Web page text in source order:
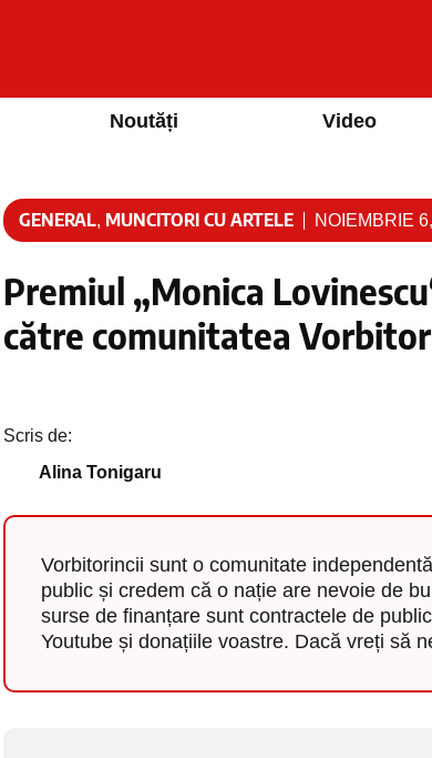
Noutăți Video
GENERAL, MUNCITORI CU ARTELE NOIEMBRIE
Premiul „Monica
către comunitatea
Scris de:
Alina Tonigaru
Vorbitorincii sunt o comunitate
public și credem că o nație are nevoie de
surse de finanțare sunt contractele de
Youtube și donațiile voastre. Dacă vreți să